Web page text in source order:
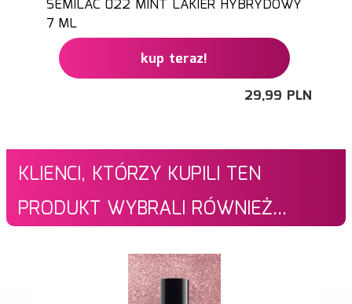
SEMILAC 022 MINT LAKIER HYBRYDOWY
7 ML
kup teraz!
29,99 PLN
KLIENCI, KTÓRZY KUPILI TEN
PRODUKT WYBRALI RÓWNIEŻ...